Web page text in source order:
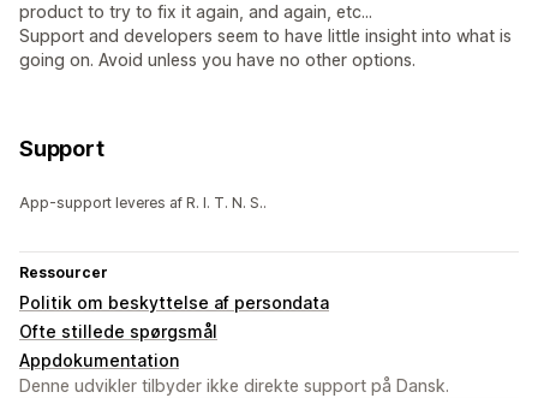
product to try to fix it again, and again, etc...
Support and developers seem to have little insight into what is
going on. Avoid unless you have no other options.
Support
App-support leveres af R. I. T. N. S..
Ressourcer
Politik om beskyttelse af persondata
Ofte stillede spørgsmål
Appdokumentation
Denne udvikler tilbyder ikke direkte support på Dansk.